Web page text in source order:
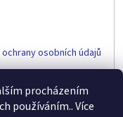
procházením
používáním.. Více
osobních údajů